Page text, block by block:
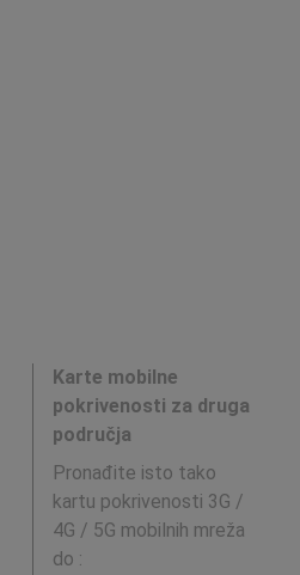
Karte mobilne
pokrivenosti za druga
područja
Pronađite isto tako
kartu pokrivenosti 3G /
4G / 5G mobilnih mreža
do :